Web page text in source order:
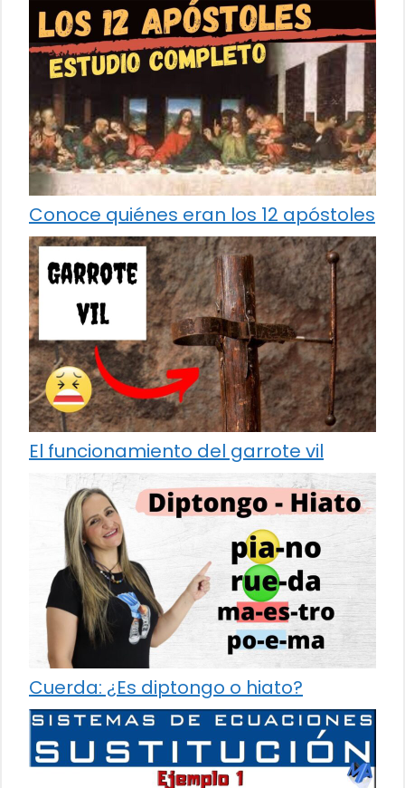
Conoce quiénes eran los 12 apóstoles
El funcionamiento del garrote vil
Cuerda: ¿Es diptongo o hiato?